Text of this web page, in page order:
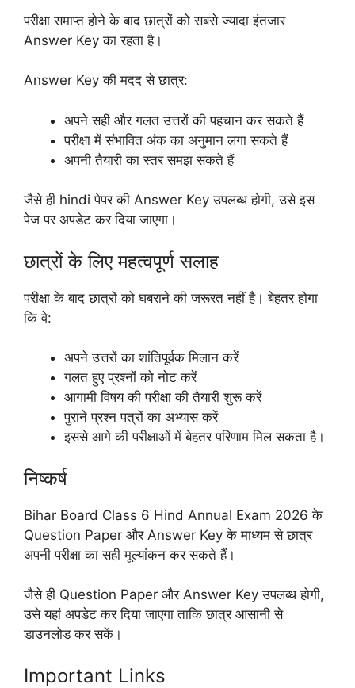
परीक्षा समाप्त होने के बाद छात्रों को सबसे ज्यादा इंतजार
Answer Key का रहता है।
Answer Key की मदद से छात्र:
अपने सही और गलत उत्तरों की पहचान कर सकते हैं
परीक्षा में संभावित अंक का अनुमान लगा सकते हैं
अपनी तैयारी का स्तर समझ सकते हैं
जैसे ही hindi पेपर की Answer Key उपलब्ध होगी, उसे इस
पेज पर अपडेट कर दिया जाएगा।
छात्रों के लिए महत्वपूर्ण सलाह
परीक्षा के बाद छात्रों को घबराने की जरूरत नहीं है। बेहतर होगा
कि वे:
अपने उत्तरों का शांतिपूर्वक मिलान करें
गलत हुए प्रश्नों को नोट करें
आगामी विषय की परीक्षा की तैयारी शुरू करें
पुराने प्रश्न पत्रों का अभ्यास करें
इससे आगे की परीक्षाओं में बेहतर परिणाम मिल सकता है।
निष्कर्ष
Bihar Board Class 6 Hind Annual Exam 2026 के
Question Paper और Answer Key के माध्यम से छात्र
अपनी परीक्षा का सही मूल्यांकन कर सकते हैं।
जैसे ही Question Paper और Answer Key उपलब्ध होगी,
उसे यहां अपडेट कर दिया जाएगा ताकि छात्र आसानी से
डाउनलोड कर सकें।
Important Links